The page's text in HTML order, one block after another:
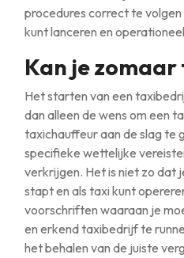
procedures correct te
kunt lanceren en
Kan je
Het starten van een
dan alleen de wens om een
taxichauffeur aan de slag te
specifieke wettelijke
verkrijgen. Het is niet zo dat
stapt en als taxi kunt
voorschriften waaraan je
en erkend taxibedrijf te
het behalen van de juiste